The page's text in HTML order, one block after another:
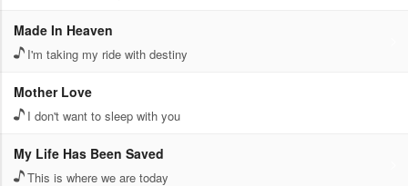
Made In Heaven
I'm taking my ride with destiny
Mother Love
I don't want to sleep with you
My Life Has Been Saved
This is where we are today